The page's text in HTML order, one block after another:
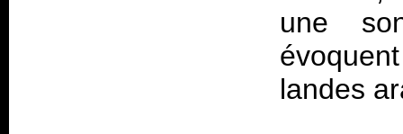
une
landes